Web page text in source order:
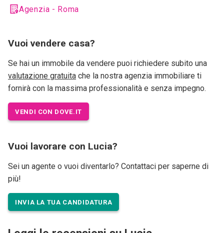
Agenzia - Roma
Vuoi vendere casa?
Se hai un immobile da vendere puoi richiedere subito una
valutazione gratuita che la nostra agenzia immobiliare ti
fornirà con la massima professionalità e senza impegno.
VENDI CON DOVE.IT
Vuoi lavorare con Lucia?
Sei un agente o vuoi diventarlo? Contattaci per saperne di
più!
INVIA LA TUA CANDIDATURA